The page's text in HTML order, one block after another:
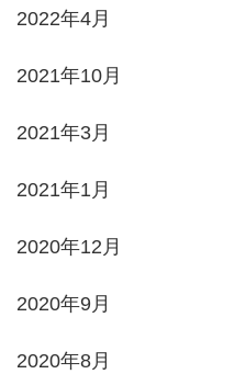
2022年4月
2021年10月
2021年3月
2021年1月
2020年12月
2020年9月
2020年8月